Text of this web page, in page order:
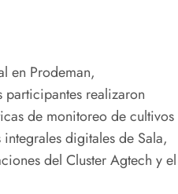
en Prodeman,
realizaron
de monitoreo de cultivos
digitales de Sala,
del Cluster Agtech y el